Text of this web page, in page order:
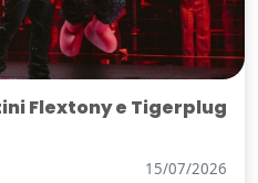
Flextony e Tigerplug
15/07/2026